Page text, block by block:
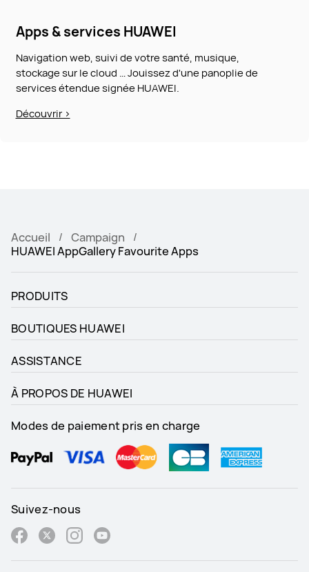
Apps & services HUAWEI
Navigation web, suivi de votre santé, musique,
stockage sur le cloud … Jouissez d'une panoplie de
services étendue signée HUAWEI.
Découvrir >
Accueil
Campaign
HUAWEI AppGallery Favourite Apps
PRODUITS
BOUTIQUES HUAWEI
ASSISTANCE
À PROPOS DE HUAWEI
Modes de paiement pris en charge
Suivez-nous